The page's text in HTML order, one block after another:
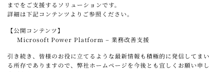
までをご支援するソリューションです。
詳細は下記コンテンツよりご参照ください。
【公開コンテンツ】
Microsoft Power Platform – 業務改善支援
引き続き、皆様のお役に立てるような最新情報も積極的に発信してまい
る所存でありますので、弊社ホームページを今後とも宜しくお願い申し